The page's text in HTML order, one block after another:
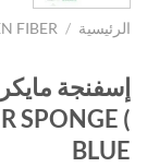
الرئيسية /
FIBER
إسفنجة
SPONGE
BLUE